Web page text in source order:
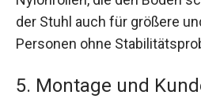
der Stuhl auch für größere
Personen ohne
5. Montage und